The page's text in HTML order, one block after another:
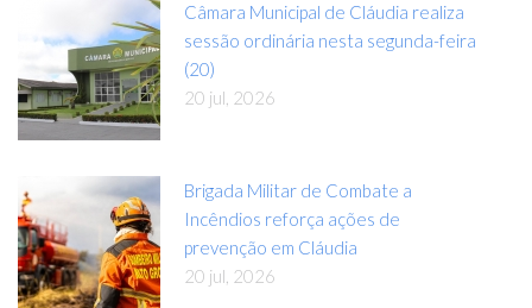
Câmara Municipal de Cláudia realiza
sessão ordinária nesta segunda-feira
(20)
20 jul, 2026
Brigada Militar de Combate a
Incêndios reforça ações de
prevenção em Cláudia
20 jul, 2026